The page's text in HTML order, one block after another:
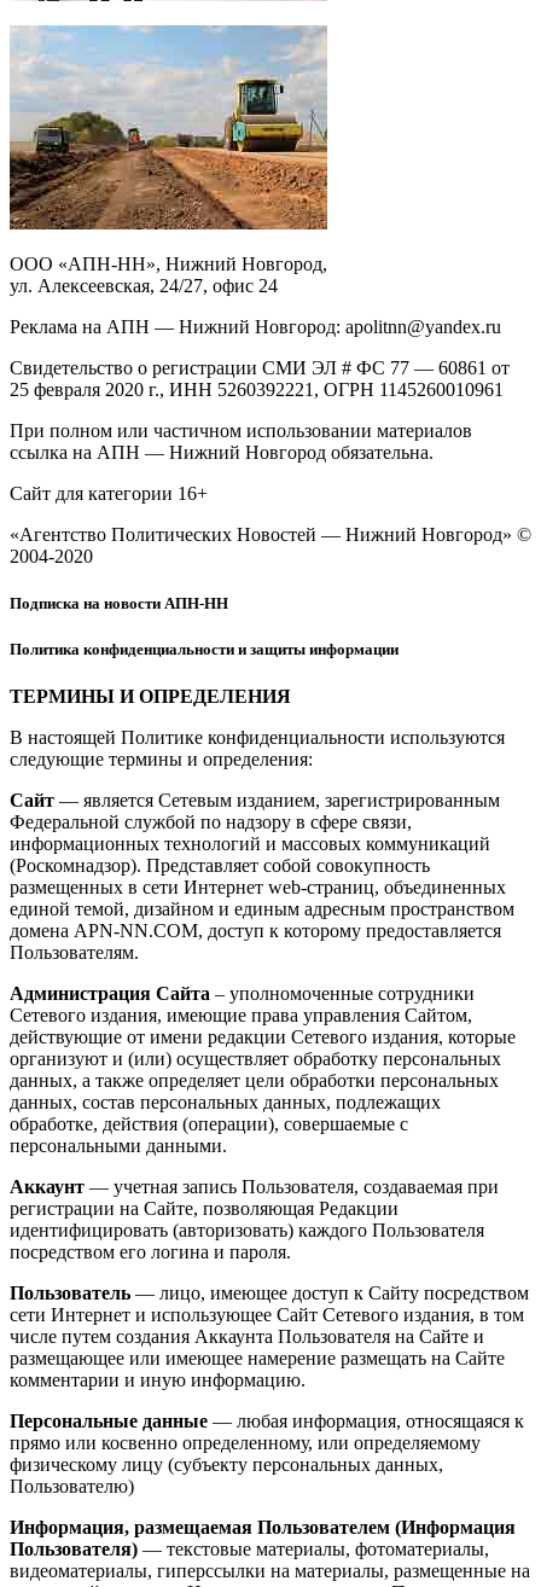
ООО «АПН-НН», Нижний Новгород,
ул. Алексеевская, 24/27, офис 24
Реклама на АПН — Нижний Новгород: apolitnn@yandex.ru
Свидетельство о регистрации СМИ ЭЛ # ФС 77 — 60861 от
25 февраля 2020 г., ИНН 5260392221, ОГРН 1145260010961
При полном или частичном использовании материалов
ссылка на АПН — Нижний Новгород обязательна.
Сайт для категории 16+
«Агентство Политических Новостей — Нижний Новгород» ©
2004-2020
Подписка на новости АПН-НН
Политика конфиденциальности и защиты информации
ТЕРМИНЫ И ОПРЕДЕЛЕНИЯ
В настоящей Политике конфиденциальности используются
следующие термины и определения:
Сайт — является Сетевым изданием, зарегистрированным
Федеральной службой по надзору в сфере связи,
информационных технологий и массовых коммуникаций
(Роскомнадзор). Представляет собой совокупность
размещенных в сети Интернет web-страниц, объединенных
единой темой, дизайном и единым адресным пространством
домена APN-NN.COM, доступ к которому предоставляется
Пользователям.
Администрация Сайта – уполномоченные сотрудники
Сетевого издания, имеющие права управления Сайтом,
действующие от имени редакции Сетевого издания, которые
организуют и (или) осуществляет обработку персональных
данных, а также определяет цели обработки персональных
данных, состав персональных данных, подлежащих
обработке, действия (операции), совершаемые с
персональными данными.
Аккаунт — учетная запись Пользователя, создаваемая при
регистрации на Сайте, позволяющая Редакции
идентифицировать (авторизовать) каждого Пользователя
посредством его логина и пароля.
Пользователь — лицо, имеющее доступ к Сайту посредством
сети Интернет и использующее Сайт Сетевого издания, в том
числе путем создания Аккаунта Пользователя на Сайте и
размещающее или имеющее намерение размещать на Сайте
комментарии и иную информацию.
Персональные данные — любая информация, относящаяся к
прямо или косвенно определенному, или определяемому
физическому лицу (субъекту персональных данных,
Пользователю)
Информация, размещаемая Пользователем (Информация
Пользователя) — текстовые материалы, фотоматериалы,
видеоматериалы, гиперссылки на материалы, размещенные на